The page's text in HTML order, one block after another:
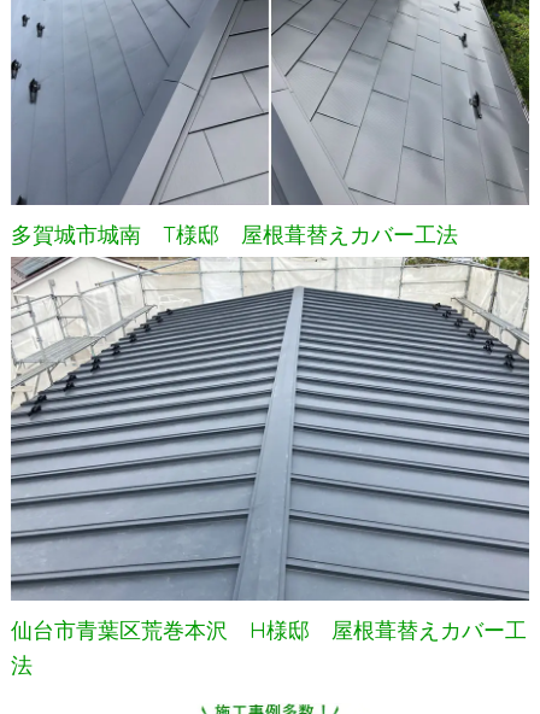
多賀城市城南 T様邸 屋根葺替えカバー工法
仙台市青葉区荒巻本沢 H様邸 屋根葺替えカバー工
法